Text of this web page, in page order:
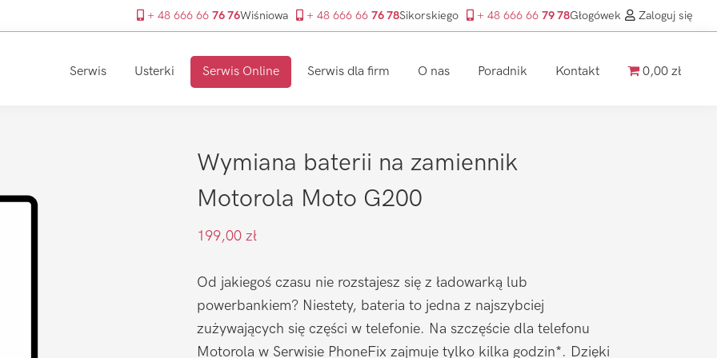
+ 48 666 66 76 76Wiśniowa + 48 666 66 76 78Sikorskiego + 48 666 66 79 78Głogówek Zaloguj się
Serwis Usterki Serwis Online Serwis dla firm O nas Poradnik Kontakt 0,00 zł
Wymiana baterii na zamiennik
Motorola Moto G200
199,00 zł
Od jakiegoś czasu nie rozstajesz się z ładowarką lub
powerbankiem? Niestety, bateria to jedna z najszybciej
zużywających się części w telefonie. Na szczęście dla telefonu
Motorola w Serwisie PhoneFix zajmuje tylko kilka godzin*. Dzięki